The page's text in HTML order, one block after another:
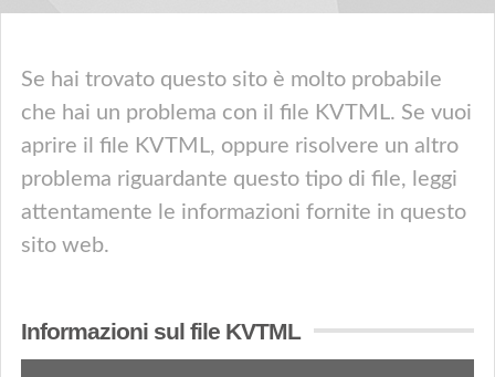
Se hai trovato questo sito è molto probabile
che hai un problema con il file KVTML. Se vuoi
aprire il file KVTML, oppure risolvere un altro
problema riguardante questo tipo di file, leggi
attentamente le informazioni fornite in questo
sito web.
Informazioni sul file KVTML